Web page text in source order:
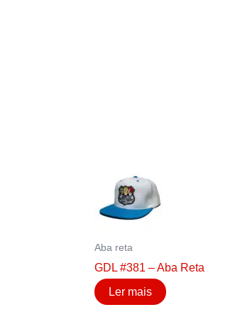
Aba reta
GDL #381 – Aba Reta
Ler mais